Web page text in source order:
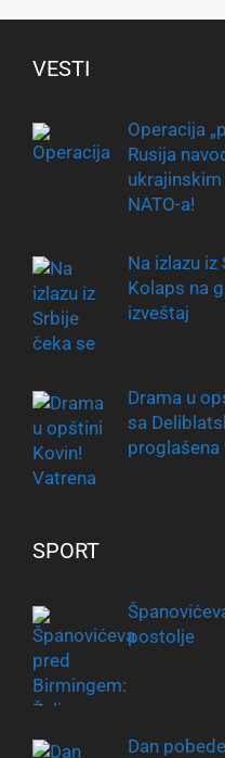
VESTI
Operacija
Rusija
NATO-a!
Na izlazu
Kolaps na
izveštaj
Drama u
sa
proglašena
SPORT
postolje
Dan